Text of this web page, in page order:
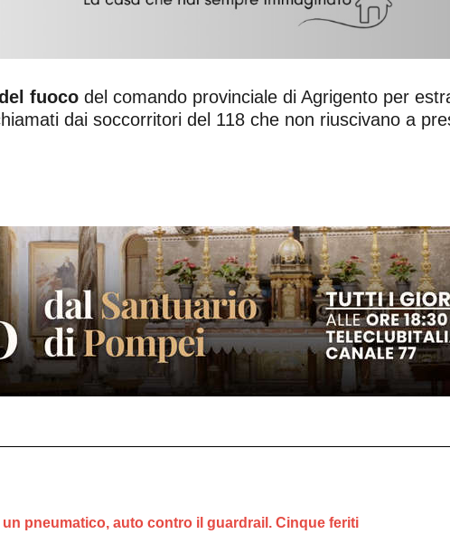
fuoco del comando provinciale di Agrigento per
dai soccorritori del 118 che non riuscivano a
pneumatico, auto contro il guardrail. Cinque feriti